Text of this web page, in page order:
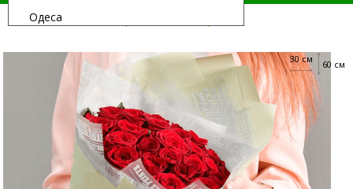
Одеса
Харків
Доставка Квітів
60 см
30 см